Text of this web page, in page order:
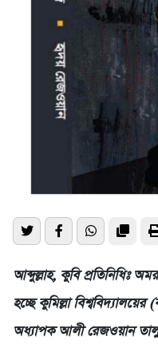
আব্দুল্লাহ, কুবি প্রতিনিধিঃ
হচ্ছে কুমিল্লা
অধ্যাপক আলী রেজওয়ান